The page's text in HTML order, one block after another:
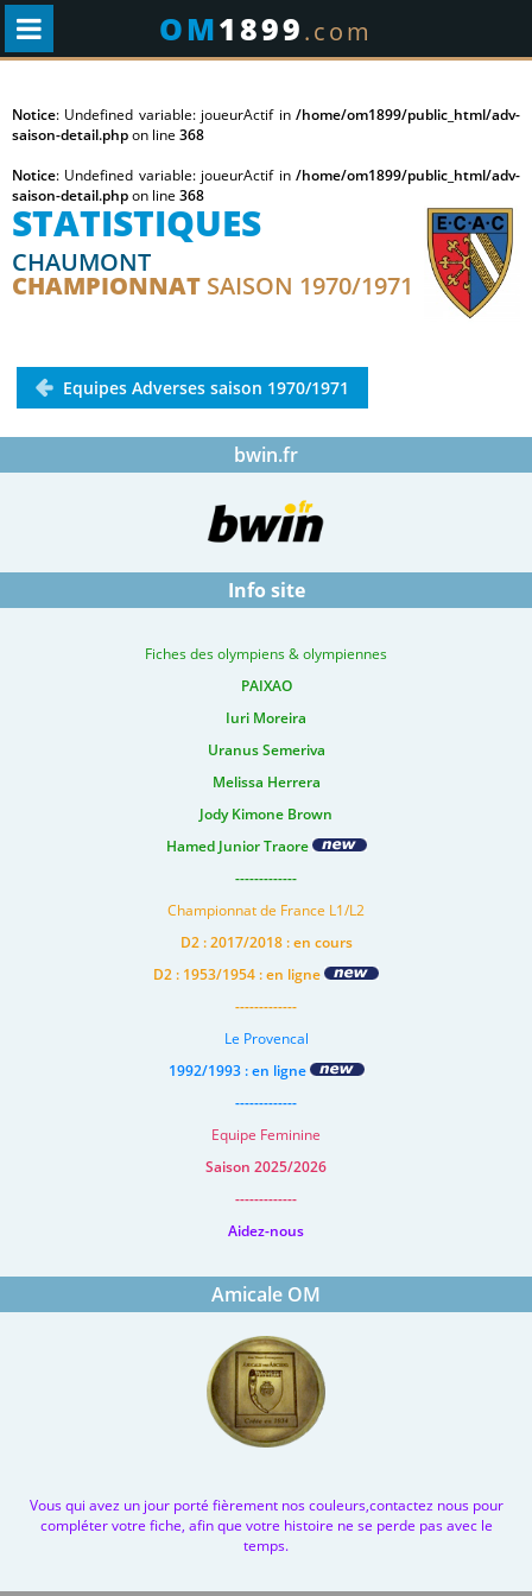
OM1899.com
Notice: Undefined variable: joueurActif in /home/om1899/public_html/adv-
saison-detail.phpon line 368
Notice: Undefined variable: joueurActif in /home/om1899/public_html/adv-
saison-detail.phpon line 368
STATISTIQUES
CHAUMONT
CHAMPIONNAT SAISON 1970/1971
Equipes Adverses saison 1970/1971
bwin.fr
Info site
Fiches des olympiens & olympiennes
PAIXAO
Iuri Moreira
Uranus Semeriva
Melissa Herrera
Jody Kimone Brown
Hamed Junior Traore
-------------
Championnat de France L1/L2
D2 : 2017/2018 : en cours
D2 : 1953/1954 : en ligne
-------------
Le Provencal
1992/1993 : en ligne
-------------
Equipe Feminine
Saison 2025/2026
-------------
Aidez-nous
Amicale OM
Vous qui avez un jour porté fièrement nos couleurs,contactez nous pour
compléter votre fiche, afin que votre histoire ne se perde pas avec le
temps.